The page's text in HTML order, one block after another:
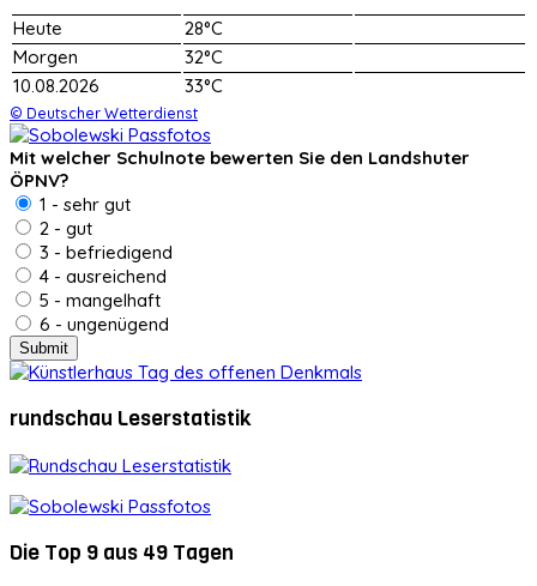
Heute
28°C
Morgen
32°C
10.08.2026
33°C
© Deutscher Wetterdienst
Mit welcher Schulnote bewerten Sie den Landshuter
ÖPNV?
1 - sehr gut
2 - gut
3 - befriedigend
4 - ausreichend
5 - mangelhaft
6 - ungenügend
rundschau Leserstatistik
Die Top 9 aus 49 Tagen